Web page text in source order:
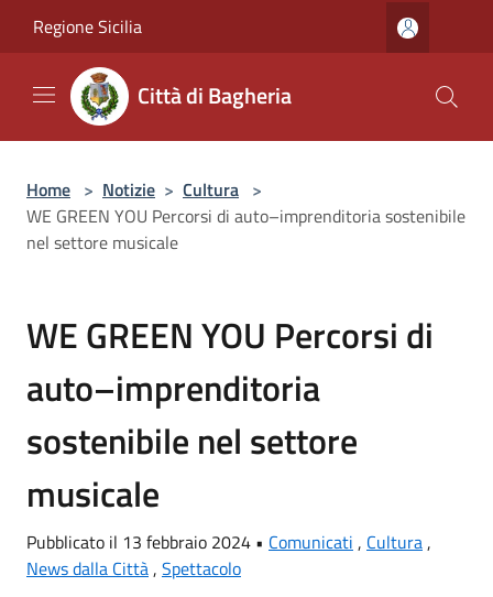
Regione Sicilia
Città di Bagheria
Home > Notizie > Cultura >
WE GREEN YOU Percorsi di auto–imprenditoria sostenibile
nel settore musicale
WE GREEN YOU Percorsi di
auto–imprenditoria
sostenibile nel settore
musicale
Pubblicato il 13 febbraio 2024 • Comunicati , Cultura ,
News dalla Città , Spettacolo